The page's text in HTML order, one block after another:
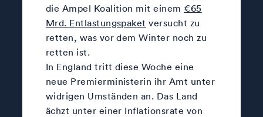
die Ampel Koalition mit einem €65
Mrd. Entlastungspaket versucht zu
retten, was vor dem Winter noch zu
retten ist.
In England tritt diese Woche eine
neue Premierministerin ihr Amt unter
widrigen Umständen an. Das Land
ächzt unter einer Inflationsrate von